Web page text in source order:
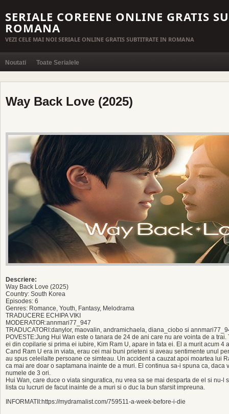
SERIALE COREENE ONLINE GRATIS
ROMANA
VEZI CELE MAI NOI SERIALE ONLINE GRATIS SUBTITRATE IN ROMANA
Noutati Toate Serialele
Way Back Love (2025)
Descriere:
Way Back Love (2025)
Country: South Korea
Episodes: 6
Genres: Romance, Youth, Fantasy, Melodrama
TRADUCERE ECHIPA VIKI
MODERATOR:annmari77_947
TRADUCATORI:danylor, maovalin, andramichaela, diana_ciobo si
POVESTE:Jung Hui Wan este o tanara de 24 de ani care nu are vointa de a
ei din copilarie si prima ei iubire, Kim Ram U, apare in fata ei. El a murit acum 4
Cand Ram U era in viata, erau cei mai buni prieteni si aveau sentimente unul
au spus celeilalte persoane ce simteau. Un accident a cauzat apoi moartea lui
ca mai are doar o saptamana inainte de a muri. El continua sa-i spuna ca, daca
numele de 3 ori.
Hui Wan, care duce o viata singuratica, nu vrea sa se mai desparta de el si nu-l
lista cu lucruri de facut inainte de a muri si o duc la bun sfarsit impreuna.
INFORMATII:https://mydramalist.com/759511-a-week-before-i-die